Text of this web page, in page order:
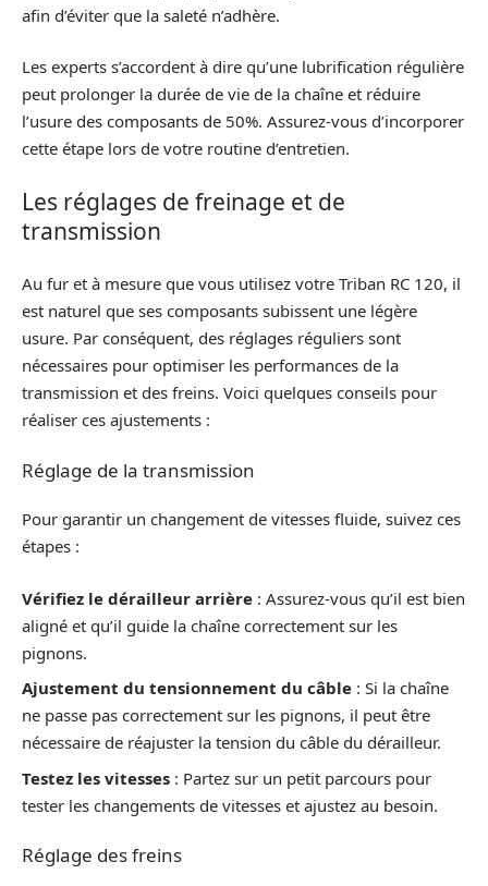
afin d’éviter que la saleté n’adhère.
Les experts s’accordent à dire qu’une lubrification régulière
peut prolonger la durée de vie de la chaîne et réduire
l’usure des composants de 50%. Assurez-vous d’incorporer
cette étape lors de votre routine d’entretien.
Les réglages de freinage et de
transmission
Au fur et à mesure que vous utilisez votre Triban RC 120, il
est naturel que ses composants subissent une légère
usure. Par conséquent, des réglages réguliers sont
nécessaires pour optimiser les performances de la
transmission et des freins. Voici quelques conseils pour
réaliser ces ajustements :
Réglage de la transmission
Pour garantir un changement de vitesses fluide, suivez ces
étapes :
Vérifiez le dérailleur arrière : Assurez-vous qu’il est bien
aligné et qu’il guide la chaîne correctement sur les
pignons.
Ajustement du tensionnement du câble : Si la chaîne
ne passe pas correctement sur les pignons, il peut être
nécessaire de réajuster la tension du câble du dérailleur.
Testez les vitesses : Partez sur un petit parcours pour
tester les changements de vitesses et ajustez au besoin.
Réglage des freins